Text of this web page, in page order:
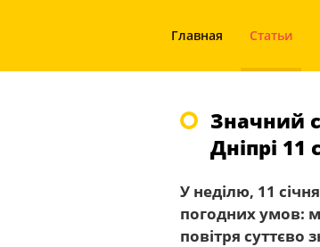
Главная Статьи
Значний
Дніпрі 11
У неділю, 11
погодних умов:
повітря суттєво